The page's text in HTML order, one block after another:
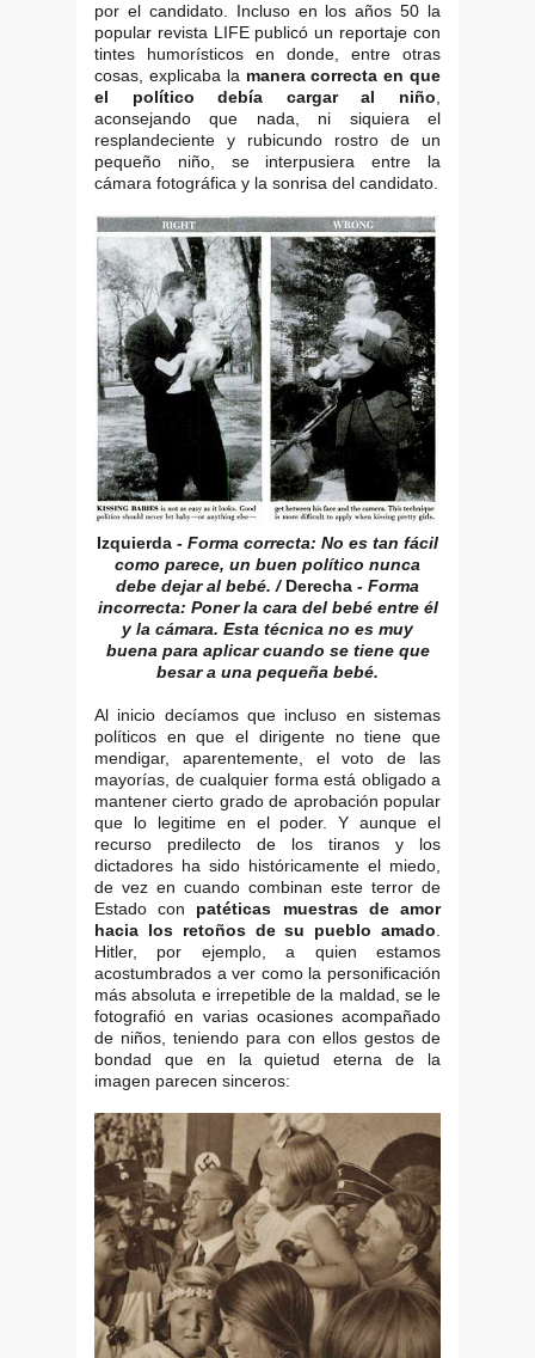
por el candidato. Incluso en los años 50 la
popular revista LIFE publicó un reportaje con
tintes humorísticos en donde, entre otras
cosas, explicaba la manera correcta en que
el político debía cargar al niño
aconsejando que nada, ni siquiera el
resplandeciente y rubicundo rostro de un
pequeño niño, se interpusiera entre la
cámara fotográfica y la sonrisa del candidato.
Izquierda - Forma correcta: No es tan fácil
como parece, un buen político nunca
debe dejar al bebé. / Derecha - Forma
incorrecta: Poner la cara del bebé entre él
y la cámara. Esta técnica no es muy
buena para aplicar cuando se tiene que
besar a una pequeña bebé.
Al inicio decíamos que incluso en sistemas
políticos en que el dirigente no tiene que
mendigar, aparentemente, el voto de las
mayorías, de cualquier forma está obligado a
mantener cierto grado de aprobación popular
que lo legitime en el poder. Y aunque el
recurso predilecto de los tiranos y los
dictadores ha sido históricamente el miedo,
de vez en cuando combinan este terror de
Estado con patéticas muestras de amor
hacia los retoños de su pueblo amado.
Hitler, por ejemplo, a quien estamos
acostumbrados a ver como la personificación
más absoluta e irrepetible de la maldad, se le
fotografió en varias ocasiones acompañado
de niños, teniendo para con ellos gestos de
bondad que en la quietud eterna de la
imagen parecen sinceros: